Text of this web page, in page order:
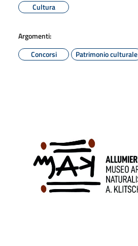
Cultura
Argomenti:
Concorsi
Patrimonio culturale